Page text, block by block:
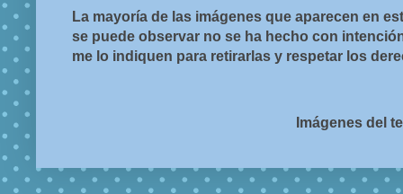
La mayoría de las imágenes que aparecen en
se puede observar no se ha hecho con
me lo indiquen para retirarlas y respetar los
Imágenes del